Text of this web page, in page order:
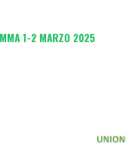
1-2 MARZO 2025